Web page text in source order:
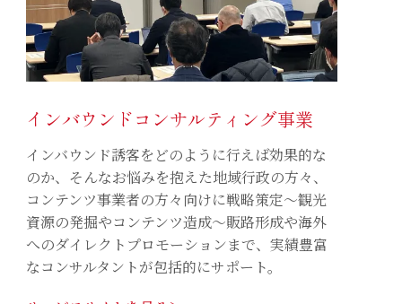
インバウンドコンサルティング事業
インバウンド誘客をどのように行えば効果的な
のか、そんなお悩みを抱えた地域行政の方々、
コンテンツ事業者の方々向けに戦略策定〜観光
資源の発掘やコンテンツ造成〜販路形成や海外
へのダイレクトプロモーションまで、実績豊富
なコンサルタントが包括的にサポート。